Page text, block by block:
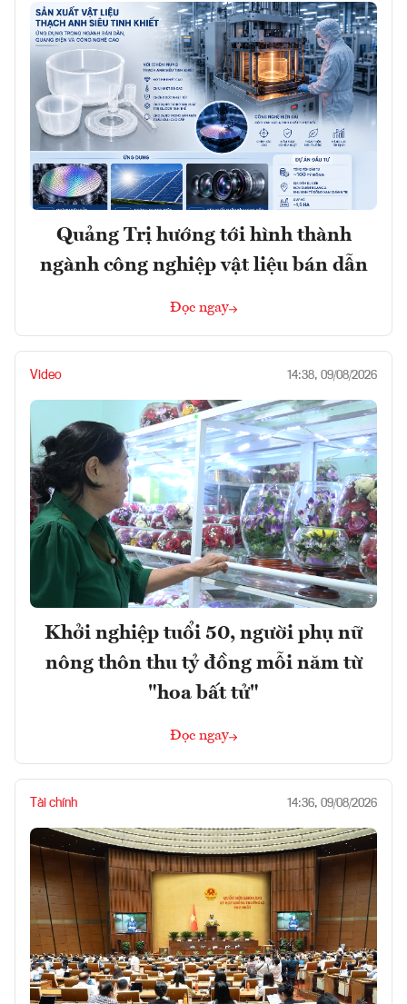
Quảng Trị hướng tới hình thành
ngành công nghiệp vật liệu bán dẫn
Đọc ngay
Video 14:38, 09/08/2026
Khởi nghiệp tuổi 50, người phụ nữ
nông thôn thu tỷ đồng mỗi năm từ
"hoa bất tử"
Đọc ngay
Tài chính 14:36, 09/08/2026